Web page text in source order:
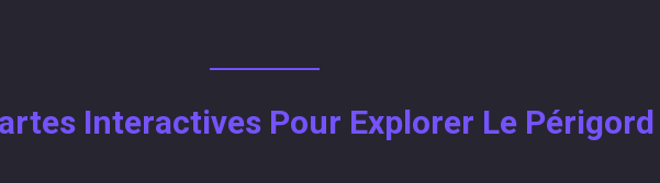
Interactives Pour Explorer Le